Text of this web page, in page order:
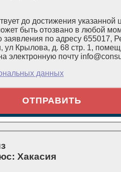
до достижения указанной
быть отозвано в любой
по адресу 655017,
ул Крылова, д. 68 стр. 1,
электронную почту
данных
Хакасия